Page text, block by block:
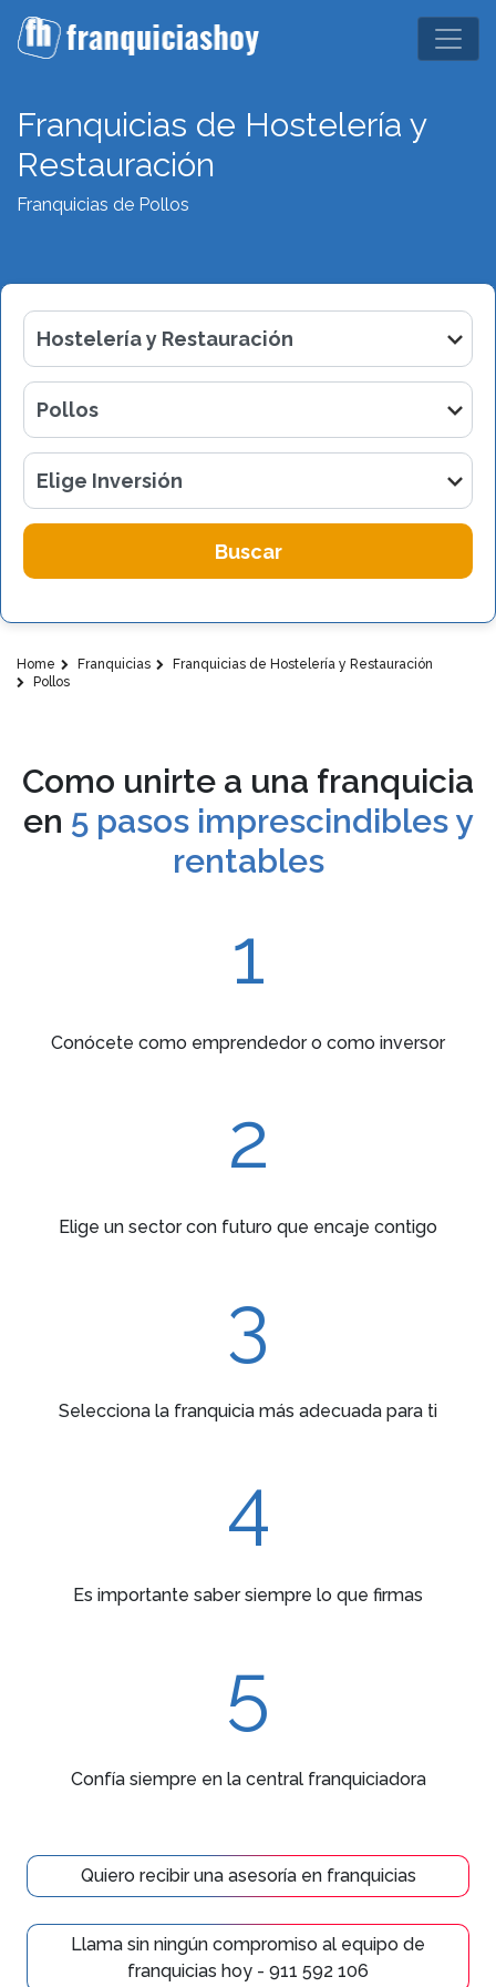
Franquicias de Hostelería y
Restauración
Franquicias de Pollos
Buscar
Home Franquicias
Franquicias de Hostelería y Restauración
Pollos
Como unirte a una franquicia
en 5 pasos imprescindibles y
rentables
1
Conócete como emprendedor o como inversor
2
Elige un sector con futuro que encaje contigo
3
Selecciona la franquicia más adecuada para ti
4
Es importante saber siempre lo que firmas
5
Confía siempre en la central franquiciadora
Quiero recibir una asesoría en franquicias
Llama sin ningún compromiso al equipo de
franquicias hoy - 911 592 106